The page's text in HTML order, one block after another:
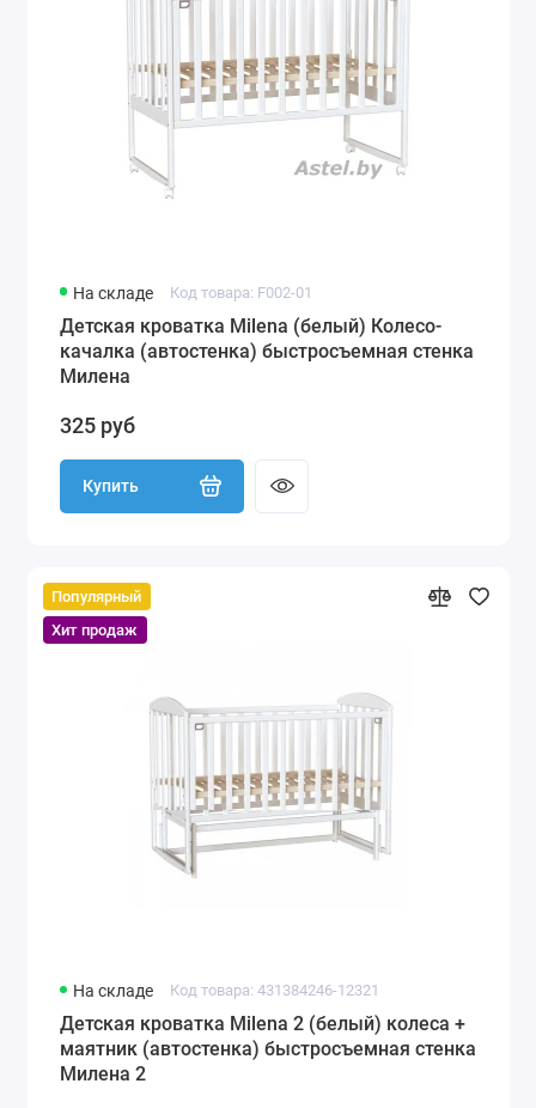
На складе Код товара: F002-01
Детская кроватка Milena (белый) Колесо-
качалка (автостенка) быстросъемная стенка
Милена
325 руб
Купить
Популярный
Хит продаж
На складе Код товара: 431384246-12321
Детская кроватка Milena 2 (белый) колеса +
маятник (автостенка) быстросъемная стенка
Милена 2